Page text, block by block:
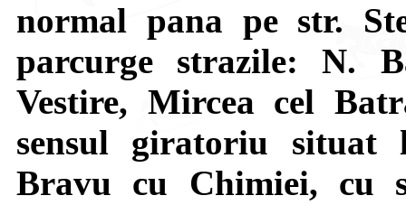
normal pana pe str.
parcurge strazile: N.
Vestire, Mircea cel
sensul giratoriu situat
Bravu cu Chimiei, cu